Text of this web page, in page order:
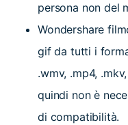
persona non del
Wondershare
gif da tutti i
.wmv, .mp4,
quindi non è
di compatibilità.